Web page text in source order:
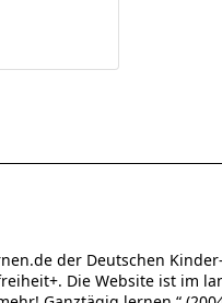
der Deutschen
Die Website ist im